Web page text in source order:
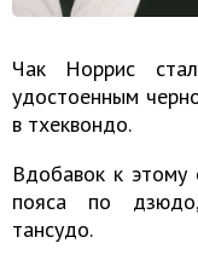
Чак Норрис
удостоенным
в тхеквондо.
Вдобавок к этому
пояса по
тансудо.